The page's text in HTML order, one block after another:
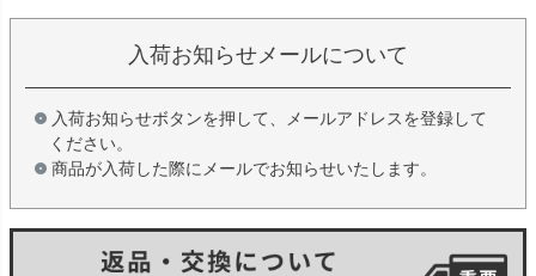
入荷お知らせメールについて
入荷お知らせボタンを押して、メールアドレスを登録して
ください。
商品が入荷した際にメールでお知らせいたします。